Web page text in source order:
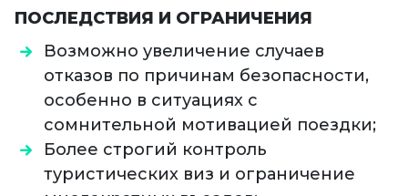
ПОСЛЕДСТВИЯ И ОГРАНИЧЕНИЯ
Возможно увеличение случаев
отказов по причинам безопасности,
особенно в ситуациях с
сомнительной мотивацией поездки;
Более строгий контроль
туристических виз и ограничение